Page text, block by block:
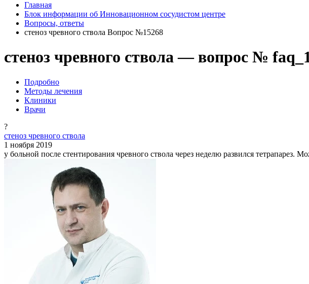
Главная
Блок информации об Инновационном сосудистом центре
Вопросы, ответы
стеноз чревного ствола Вопрос №15268
стеноз чревного ствола — вопрос №
Подробно
Методы лечения
Клиники
Врачи
?
стеноз чревного ствола
1 ноября 2019
у больной после стентирования чревного ствола через неделю развился тетрапарез.